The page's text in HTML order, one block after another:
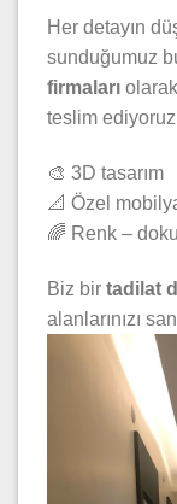
Her detayın
sunduğumuz
firmaları
teslim
🎨 3D tasarım
📐 Özel
🌈 Renk –
Biz bir tadilat
alanlarınızı